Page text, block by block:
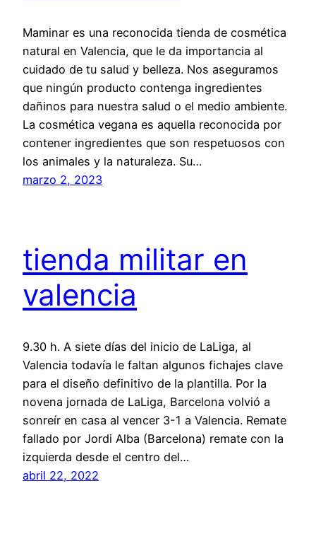
Maminar es una reconocida tienda de cosmética
natural en Valencia, que le da importancia al
cuidado de tu salud y belleza. Nos aseguramos
que ningún producto contenga ingredientes
dañinos para nuestra salud o el medio ambiente.
La cosmética vegana es aquella reconocida por
contener ingredientes que son respetuosos con
los animales y la naturaleza. Su…
marzo 2, 2023
tienda militar en
valencia
9.30 h. A siete días del inicio de LaLiga, al
Valencia todavía le faltan algunos fichajes clave
para el diseño definitivo de la plantilla. Por la
novena jornada de LaLiga, Barcelona volvió a
sonreír en casa al vencer 3-1 a Valencia. Remate
fallado por Jordi Alba (Barcelona) remate con la
izquierda desde el centro del…
abril 22, 2022